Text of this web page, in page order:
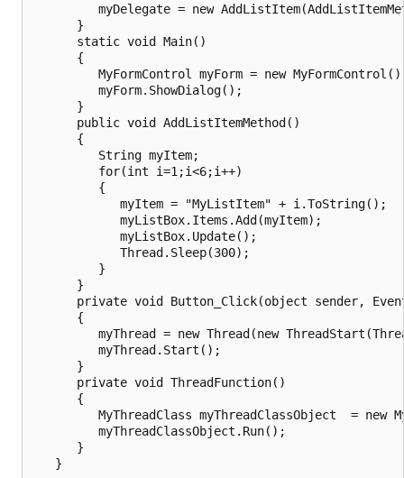
myDelegate = new
      }
      static void Main()
      {
MyFormControl myForm = new
         myForm.ShowDialog();
      }
      public void AddListItemMethod()
      {
         String myItem;
         for(int i=1;i<6;i++)
         {
            myItem = "MyListItem" + i.ToString();
            myListBox.Items.Add(myItem);
            myListBox.Update();
            Thread.Sleep(300);
         }
      }
private void Button_Click(object sender,
      {
myThread = new Thread(new
         myThread.Start();
      }
      private void ThreadFunction()
      {
MyThreadClass myThreadClassObject  = new
         myThreadClassObject.Run();
      }
   }